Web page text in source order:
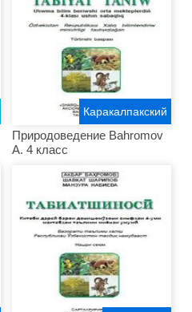
Природоведение Bahromov
A. 4 класс
Каракалпакский